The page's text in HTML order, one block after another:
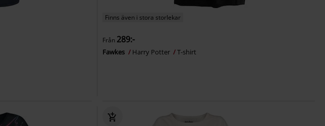
Finns även i stora storlekar
Från 289:-
Fawkes Harry Potter T-shirt